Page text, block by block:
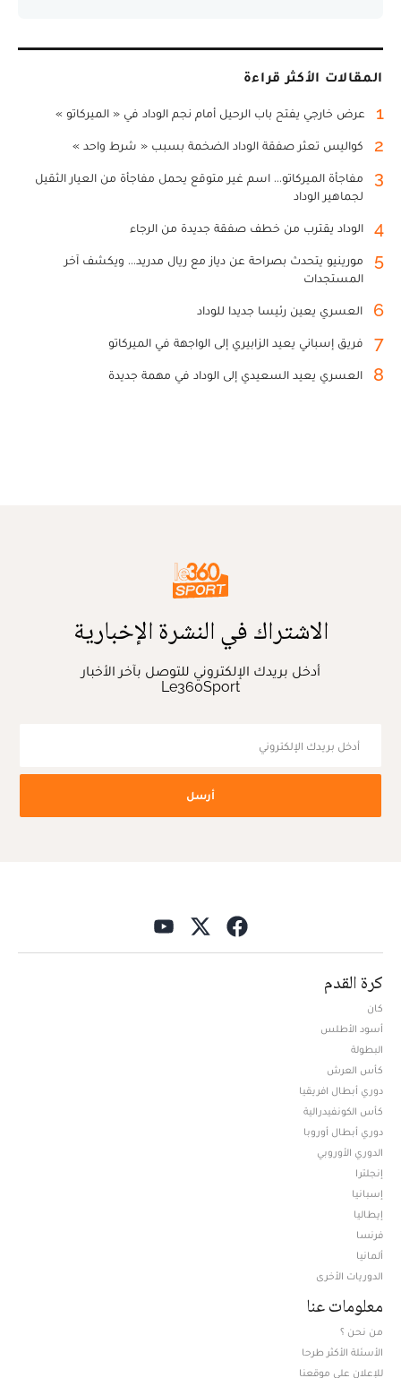
المقالات الأكثر قراءة
1 عرض خارجي يفتح باب الرحيل أمام نجم الوداد في « الميركاتو »
2 كواليس تعثر صفقة الوداد الضخمة بسبب « شرط واحد »
3
مفاجأة الميركاتو... اسم غير متوقع يحمل مفاجأة من العيار الثقيل
لجماهير الوداد
4 الوداد يقترب من خطف صفقة جديدة من الرجاء
5
مورينيو يتحدث بصراحة عن دياز مع ريال مدريد... ويكشف آخر
المستجدات
6 العسري يعين رئيسا جديدا للوداد
7 فريق إسباني يعيد الزابيري إلى الواجهة في الميركاتو
8 العسري يعيد السعيدي إلى الوداد في مهمة جديدة
الاشتراك في النشرة الإخبارية
أدخل بريدك الإلكتروني للتوصل بآخر الأخبار
Le360Sport
أرسل
كرة القدم
كان
أسود الأطلس
البطولة
كأس العرش
دوري أبطال افريقيا
كأس الكونفيدرالية
دوري أبطال أوروبا
الدوري الأوروبي
إنجلترا
إسبانيا
إيطاليا
فرنسا
ألمانيا
الدوريات الأخرى
معلومات عنا
من نحن ؟
الأسئلة الأكثر طرحا
للإعلان على موقعنا